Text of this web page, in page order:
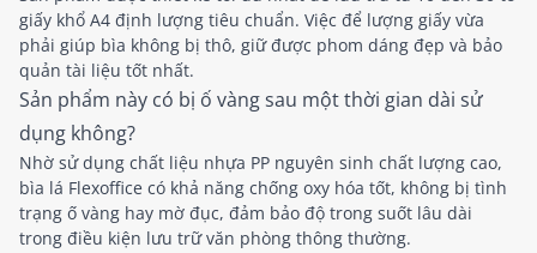
giấy khổ A4 định lượng tiêu chuẩn. Việc để lượng giấy vừa
phải giúp bìa không bị thô, giữ được phom dáng đẹp và bảo
quản tài liệu tốt nhất.
Sản phẩm này có bị ố vàng sau một thời gian dài sử
dụng không?
Nhờ sử dụng chất liệu nhựa PP nguyên sinh chất lượng cao,
bìa lá Flexoffice có khả năng chống oxy hóa tốt, không bị tình
trạng ố vàng hay mờ đục, đảm bảo độ trong suốt lâu dài
trong điều kiện lưu trữ văn phòng thông thường.